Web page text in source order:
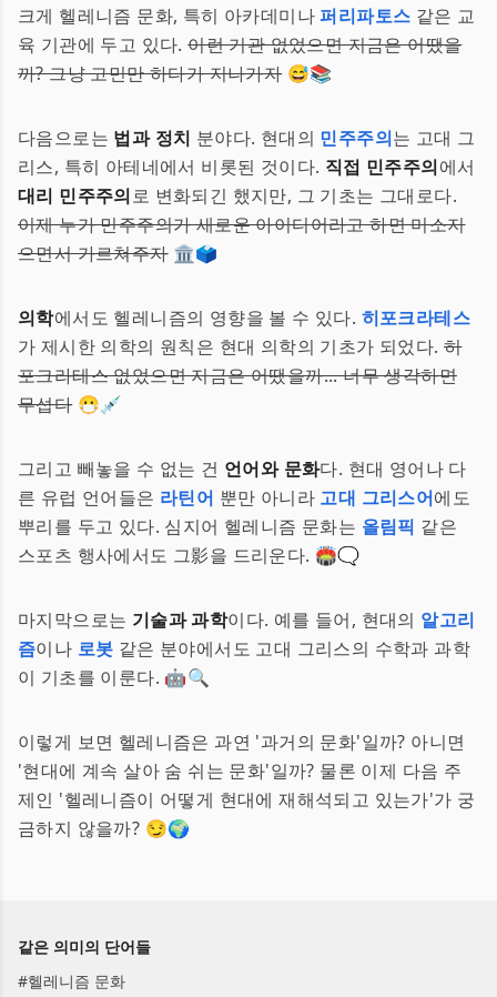
크게 헬레니즘 문화, 특히 아카데미나퍼리파토스 같은 교
육 기관에 두고 있다.이런 기관 없었으면 지금은 어땠을
까? 그냥 고민만 하다가 지나가자😅📚
다음으로는 법과 정치 분야다. 현대의 민주주의는 고대 그
리스, 특히 아테네에서 비롯된 것이다. 직접 민주주의에서
대리 민주주의로 변화되긴 했지만, 그 기초는 그대로다.
이제 누가 민주주의가 새로운 아이디어라고 하면 미소지
으면서 가르쳐주자🏛️🗳️
의학에서도 헬레니즘의 영향을 볼 수 있다. 히포크라테스
가 제시한 의학의 원칙은 현대 의학의 기초가 되었다. 히
포크라테스 없었으면 지금은 어땠을까... 너무 생각하면
무섭다😷💉
그리고 빼놓을 수 없는 건 언어와 문화다. 현대 영어나 다
른 유럽 언어들은 라틴어 뿐만 아니라 고대 그리스어에도
뿌리를 두고 있다. 심지어 헬레니즘 문화는 올림픽 같은
스포츠 행사에서도 그影을 드리운다. 🏟️🗨️
마지막으로는 기술과 과학이다. 예를 들어, 현대의 알고리
즘이나 로봇 같은 분야에서도 고대 그리스의 수학과 과학
이 기초를 이룬다. 🤖🔍
이렇게 보면 헬레니즘은 과연 '과거의 문화'일까? 아니면
'현대에 계속 살아 숨 쉬는 문화'일까? 물론 이제 다음 주
제인 '헬레니즘이 어떻게 현대에 재해석되고 있는가'가 궁
금하지 않을까? 😏🌍
같은 의미의 단어들
#헬레니즘 문화